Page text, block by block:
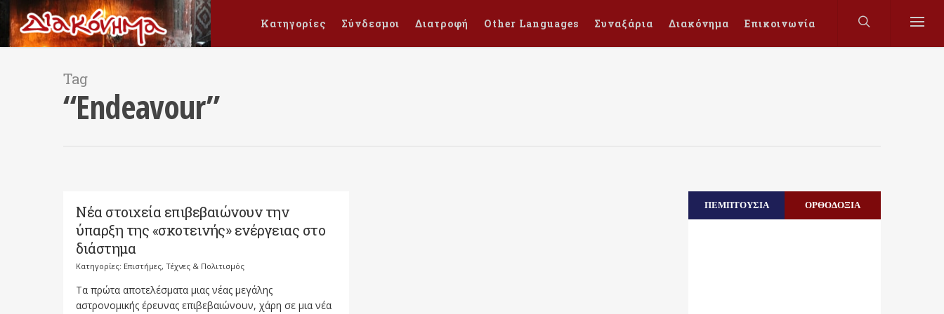
Κατηγορίες Σύνδεσμοι Διατροφή Other Languages Συναξάρια Διακόνημα Επικοινωνία
Tag
“Endeavour”
Νέα στοιχεία επιβεβαιώνουν την
ύπαρξη της «σκοτεινής» ενέργειας στο
διάστημα
Κατηγορίες: Επιστήμες, Τέχνες & Πολιτισμός
Τα πρώτα αποτελέσματα μιας νέας μεγάλης
αστρονομικής έρευνας επιβεβαιώνουν, χάρη σε μια νέα
ΠΕΜΠΤΟΥΣΙΑ ΟΡΘΟΔΟΞΙΑ